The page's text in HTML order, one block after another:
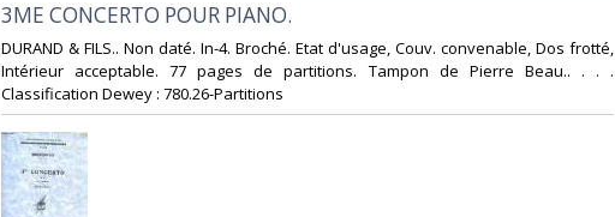
‎3ME CONCERTO POUR PIANO.‎
‎DURAND & FILS.. Non daté. In-4. Broché. Etat d'usage, Couv. convenable, Dos frotté,
Intérieur acceptable. 77 pages de partitions. Tampon de Pierre Beau.. . . .
Classification Dewey : 780.26-Partitions‎